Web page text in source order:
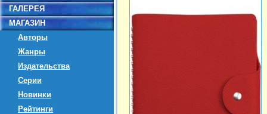
ГАЛЕРЕЯ
МАГАЗИН
Авторы
Жанры
Издательства
Серии
Новинки
Рейтинги